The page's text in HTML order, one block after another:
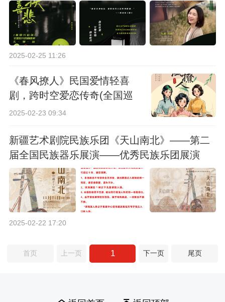
2025-02-25 11:26
《春风撩人》民国爱情轻喜
剧，跨时空爱恋传奇(全国巡
演)
2025-02-23 09:34
新疆艺术剧院民族乐团《天山南北》——第二
届全国民族器乐展演——优秀民族乐团展演
（无锡站租场）
2025-02-22 17:20
首页 上一页 1 下一页 尾页